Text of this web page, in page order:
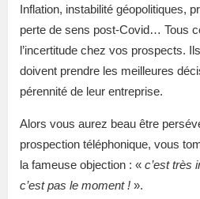
Inflation, instabilité géopolitiques,
perte de sens post-Covid… Tous
l’incertitude chez vos prospects.
doivent prendre les meilleures
pérennité de leur entreprise.
Alors vous aurez beau être
prospection téléphonique, vous
la fameuse objection : « c’est très
c’est pas le moment ! ».